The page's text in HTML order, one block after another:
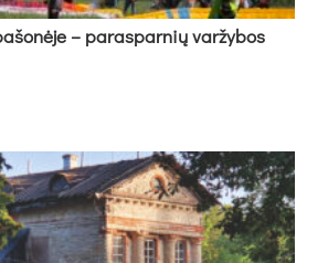
– pa­ras­par­nių var­žy­bos